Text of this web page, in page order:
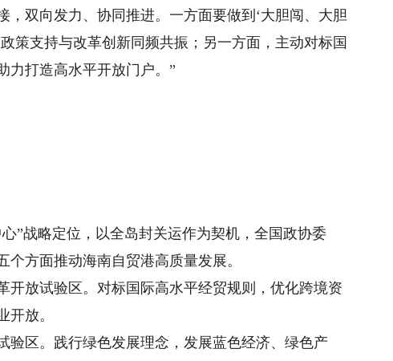
双向发力、协同推进。一方面要做到‘大胆闯、大胆
策支持与改革创新同频共振；另一方面，主动对标国
力打造高水平开放门户。”
战略定位，以全岛封关运作为契机，全国政协委
方面推动海南自贸港高质量发展。
放试验区。对标国际高水平经贸规则，优化跨境资
开放。
区。践行绿色发展理念，发展蓝色经济、绿色产